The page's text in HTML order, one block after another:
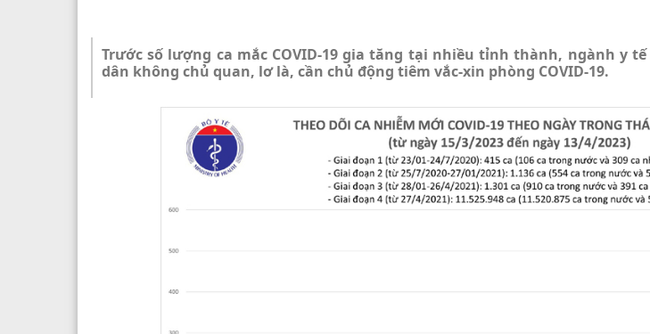
Trước số lượng ca mắc COVID-19 gia tăng tại nhiều tỉnh thành, ngành y
dân không chủ quan, lơ là, cần chủ động tiêm vắc-xin phòng COVID-19.